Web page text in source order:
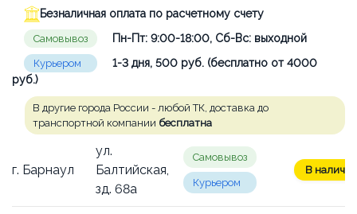
Безналичная оплата по расчетному счету
Самовывоз Пн-Пт: 9:00-18:00, Сб-Вс: выходной
Курьером
1-3 дня, 500 руб. (бесплатно от 4000
руб.)
В другие города России - любой ТК, доставка до
транспортной компании бесплатна
г. Барнаул
ул.
Балтийская,
зд. 68а
Самовывоз
Курьером
В